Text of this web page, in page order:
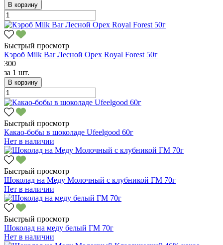
В корзину
Быстрый просмотр
Кэроб Milk Bar Лесной Орех Royal Forest 50г
300
за 1 шт.
В корзину
Быстрый просмотр
Какао-бобы в шоколаде Ufeelgood 60г
Нет в наличии
Быстрый просмотр
Шоколад на Меду Молочный с клубникой ГМ 70г
Нет в наличии
Быстрый просмотр
Шоколад на меду белый ГМ 70г
Нет в наличии